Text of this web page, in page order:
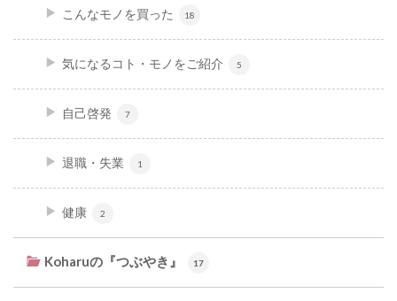
こんなモノを買った 18
気になるコト・モノをご紹介 5
自己啓発 7
退職・失業 1
健康 2
Koharuの『つぶやき』 17